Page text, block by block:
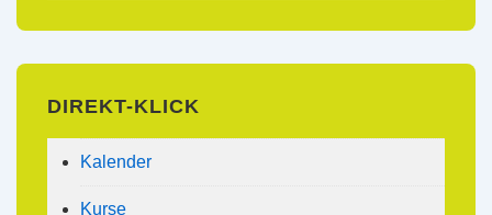
DIREKT-KLICK
Kalender
Kurse